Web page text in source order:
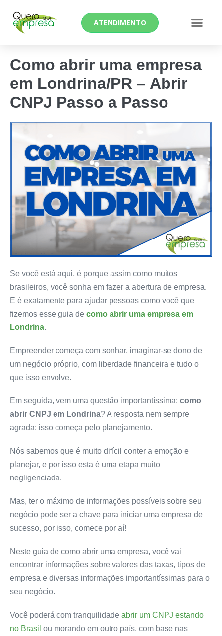
ATENDIMENTO
Como abrir uma empresa
em Londrina/PR – Abrir
CNPJ Passo a Passo
Se você está aqui, é porque assim como muitos
brasileiros, você sonha em fazer a abertura de empresa.
E é exatamente para ajudar pessoas como você que
fizemos esse guia de como abrir uma empresa em
Londrina.
Empreender começa com sonhar, imaginar-se dono de
um negócio próprio, com liberdade financeira e tudo o
que isso envolve.
Em seguida, vem uma questão importantíssima: como
abrir CNPJ em Londrina? A resposta nem sempre
agrada: isso começa pelo planejamento.
Nós sabemos que é muito difícil conter a emoção e
planejar, e por isso esta é uma etapa muito
negligenciada.
Mas, ter o máximo de informações possíveis sobre seu
negócio pode ser a chave para iniciar uma empresa de
sucesso, por isso, comece por aí!
Neste guia de como abrir uma empresa, você vai
encontrar informações sobre valores das taxas, tipos de
empresa e diversas informações importantíssimas para o
seu negócio.
Você poderá com tranquilidade abrir um CNPJ estando
no Brasil ou morando em outro país, com base nas